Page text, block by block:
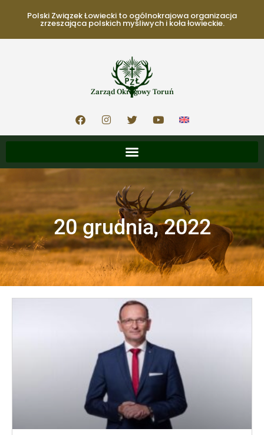
Polski Związek Łowiecki to ogólnokrajowa organizacja
zrzeszająca polskich myśliwych i koła łowieckie.
Zarząd Okręgowy Toruń
20 grudnia, 2022